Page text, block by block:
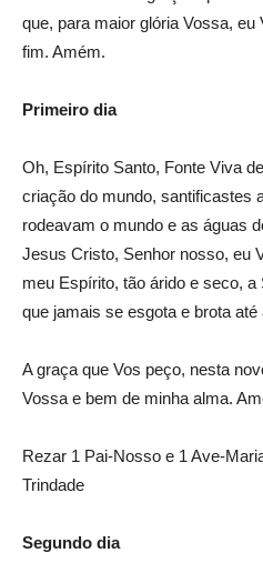
que, para maior glória Vossa,
fim. Amém.
Primeiro dia
Oh, Espírito Santo, Fonte Viva
criação do mundo, santificastes
rodeavam o mundo e as águas
Jesus Cristo, Senhor nosso, eu
meu Espírito, tão árido e seco,
que jamais se esgota e brota até
A graça que Vos peço, nesta
Vossa e bem de minha alma.
Rezar 1 Pai-Nosso e 1 Ave-
Trindade
Segundo dia